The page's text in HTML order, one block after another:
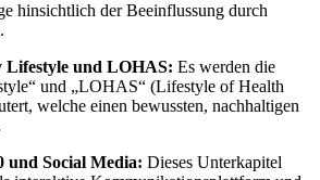
hinsichtlich der Beeinflussung durch
Lifestyle und LOHAS: Es werden die
und „LOHAS“ (Lifestyle of Health
welche einen bewussten, nachhaltigen
und Social Media: Dieses Unterkapitel